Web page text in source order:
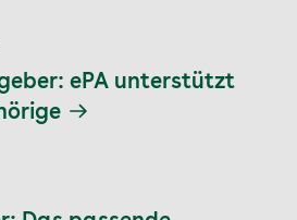
ePA unterstützt